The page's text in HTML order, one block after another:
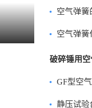
空气弹簧
空气弹簧
GF型空
静压试验台